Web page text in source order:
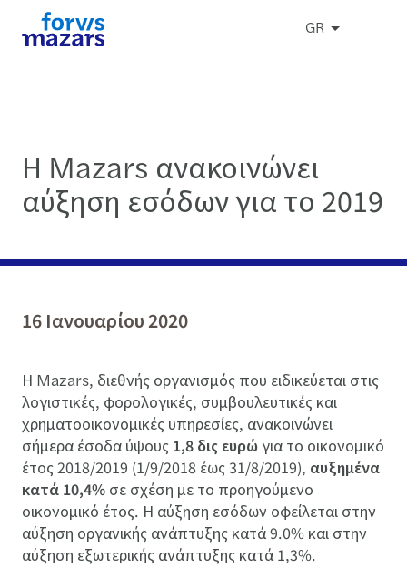
GR
Η Mazars ανακοινώνει
αύξηση εσόδων για το 2019
16 Ιανουαρίου 2020
Η Mazars, διεθνής οργανισμός που ειδικεύεται στις
λογιστικές, φορολογικές, συμβουλευτικές και
χρηματοοικονομικές υπηρεσίες, ανακοινώνει
σήμερα έσοδα ύψους 1,8 δις ευρώγια το οικονομικό
έτος 2018/2019 (1/9/2018 έως 31/8/2019), αυξημένα
κατά 10,4% σε σχέση με το προηγούμενο
οικονομικό έτος. Η αύξηση εσόδων οφείλεται στην
αύξηση οργανικής ανάπτυξης κατά 9.0% και στην
αύξηση εξωτερικής ανάπτυξης κατά 1,3%.